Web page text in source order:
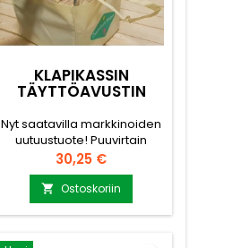
KLAPIKASSIN
TÄYTTÖAVUSTIN
Nyt saatavilla markkinoiden
uutuustuote! Puuvirtain
kehittämä klapikassin
täyttöavustin nopeuttaa
klapikassien täyttämistä.
Materiaalina alumiini. Tilaa
klapikassit tästä. Ei teräviä
kulmia, jotka jäisivät kiinni
Hinta
30,25 €
 Ostoskoriin